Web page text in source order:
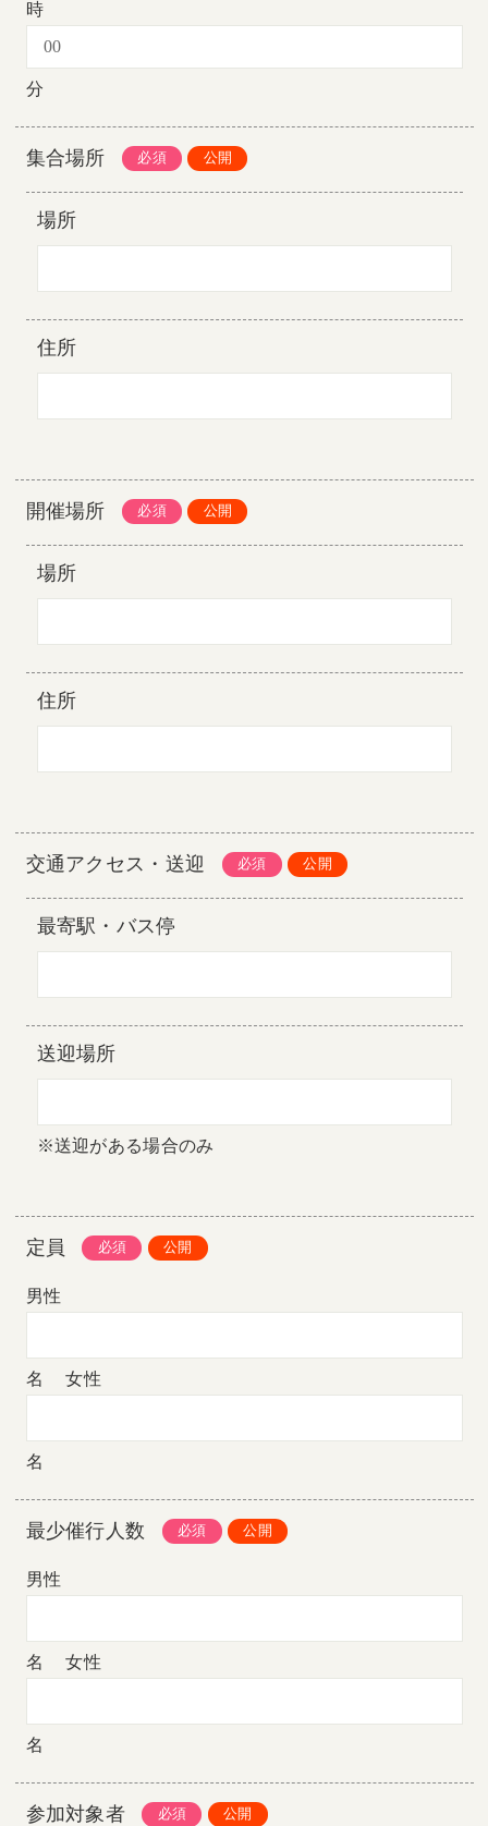
時
分
集合場所
場所
住所
開催場所
場所
住所
交通アクセス・送迎
最寄駅・バス停
送迎場所
※送迎がある場合のみ
定員
男性
名女性
名
最少催行人数
男性
名女性
名
参加対象者